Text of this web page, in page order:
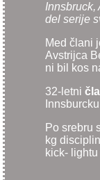
Innsbruck,
del serije
Med člani
Avstrijca
ni bil kos
32-letni
Po srebru
kg
kick- lightu